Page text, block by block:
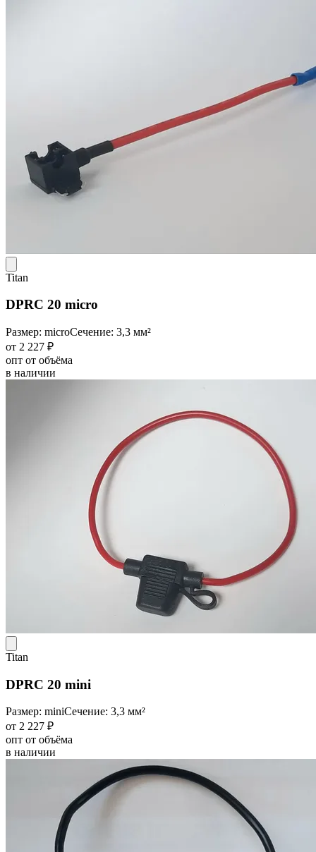
Titan
DPRC 20 micro
Размер: microСечение: 3,3 мм²
от 2 227 ₽
опт от объёма
в наличии
Titan
DPRC 20 mini
Размер: miniСечение: 3,3 мм²
от 2 227 ₽
опт от объёма
в наличии